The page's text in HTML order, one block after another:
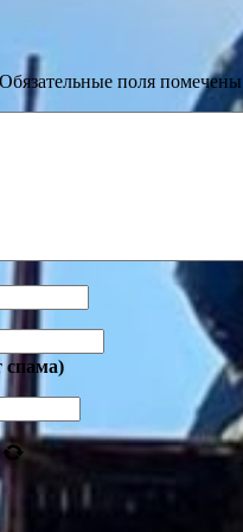
Обязательные поля
спама)